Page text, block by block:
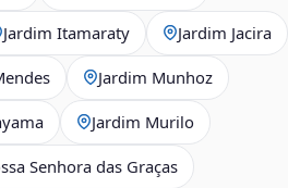
Jardim Itamaraty Jardim Jacira
Jardim Munhoz
Jardim Murilo
Senhora das Graças